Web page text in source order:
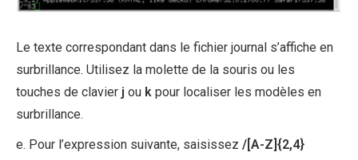
Le texte correspondant dans le fichier journal s’affiche en
surbrillance. Utilisez la molette de la souris ou les
touches de clavier j ou k pour localiser les modèles en
surbrillance.
e. Pour l’expression suivante, saisissez /[A-Z]{2,4}